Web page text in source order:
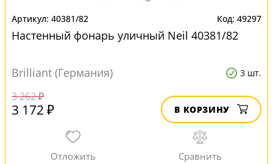
40381/82 49297
Настенный фонарь уличный Neil 40381/82
Brilliant (Германия) 3 шт.
3 262 ₽
3 172 ₽ В КОРЗИНУ